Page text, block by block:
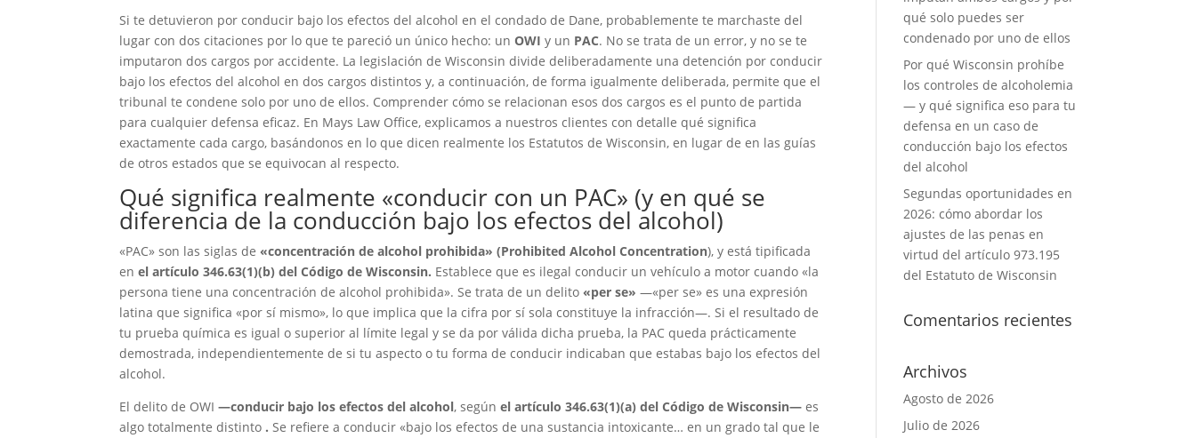
Si te detuvieron por conducir bajo los efectos del alcohol en el condado de Dane, probablemente te marchaste del
lugar con dos citaciones por lo que te pareció un único hecho: unOWI y un PAC. No se trata de un error, y no se te
imputaron dos cargos por accidente. La legislación de Wisconsin divide deliberadamente una detención por conducir
bajo los efectos del alcohol en dos cargos distintos y, a continuación, de forma igualmente deliberada, permite que el
tribunal te condene solo por uno de ellos. Comprender cómo se relacionan esos dos cargos es el punto de partida
para cualquier defensa eficaz. En Mays Law Office, explicamos a nuestros clientes con detalle qué significa
exactamente cada cargo, basándonos en lo que dicen realmente los Estatutos de Wisconsin, en lugar de en las guías
de otros estados que se equivocan al respecto.
Qué significa realmente «conducir con un PAC» (y en qué se
diferencia de la conducción bajo los efectos del alcohol)
«PAC» son las siglas de «concentración de alcohol prohibida» (Prohibited Alcohol Concentration), y está tipificada
enel artículo 346.63(1)(b) del Código de Wisconsin. Establece que es ilegal conducir un vehículo a motor cuando «la
persona tiene una concentración de alcohol prohibida». Se trata de un delito «per se» —«per se» es una expresión
latina que significa «por sí mismo», lo que implica que la cifra por sí sola constituye la infracción—. Si el resultado de
tu prueba química es igual o superior al límite legal y se da por válida dicha prueba, la PAC queda prácticamente
demostrada, independientemente de si tu aspecto o tu forma de conducir indicaban que estabas bajo los efectos del
alcohol.
El delito de OWI—conducir bajo los efectos del alcohol, segúnel artículo 346.63(1)(a) del Código de Wisconsin— es
algo totalmente distinto . Se refiere a conducir «bajo los efectos de una sustancia intoxicante… en un grado tal que le
qué solo puedes ser
condenado por uno de ellos
Por qué Wisconsin prohíbe
los controles de alcoholemia
— y qué significa eso para tu
defensa en un caso de
conducción bajo los efectos
del alcohol
Segundas oportunidades en
2026: cómo abordar los
ajustes de las penas en
virtud del artículo 973.195
del Estatuto de Wisconsin
Comentarios recientes
Archivos
Agosto de 2026
Julio de 2026